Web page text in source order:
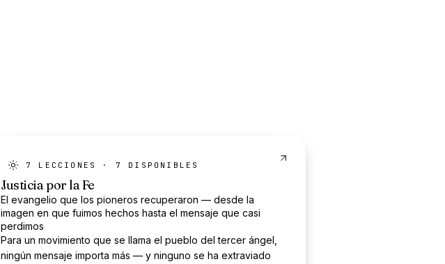
7 LECCIONES · 7 DISPONIBLE S
Justicia por la Fe
El evangelio que los pioneros recuperaron — desde la
imagen en que fuimos hechos hasta el mensaje que casi
perdimos
Para un movimiento que se llama el pueblo del tercer ángel,
ningún mensaje importa más — y ninguno se ha extraviado